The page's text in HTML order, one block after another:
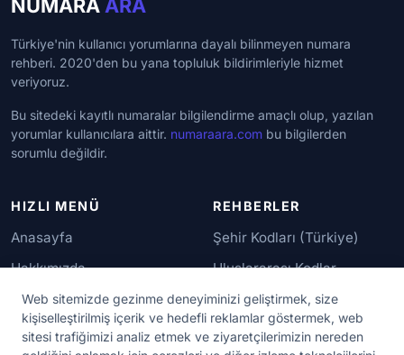
Web sitemizde gezinme deneyiminizi geliştirmek, size
kişiselleştirilmiş içerik ve hedefli reklamlar göstermek, web
sitesi trafiğimizi analiz etmek ve ziyaretçilerimizin nereden
NUMARA ARA
Türkiye'nin kullanıcı yorumlarına dayalı bilinmeyen numara
rehberi. 2020'den bu yana topluluk bildirimleriyle hizmet
veriyoruz.
Bu sitedeki kayıtlı numaralar bilgilendirme amaçlı olup, yazılan
yorumlar kullanıcılara aittir. numaraara.com bu bilgilerden
sorumlu değildir.
HIZLI MENÜ
Anasayfa
Hakkımızda
İletişim
REHBERLER
Şehir Kodları (Türkiye)
Uluslararası Kodlar
Güvenilir Numaralar
YASAL KORUMA